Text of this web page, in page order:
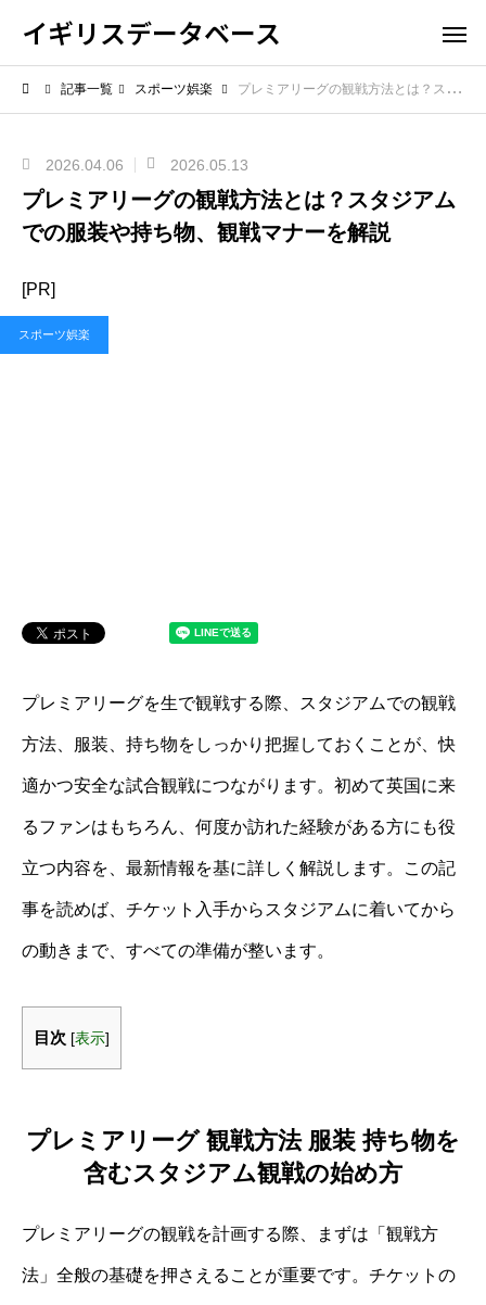
イギリスデータベース
記事一覧 スポーツ娯楽 プレミアリーグの観戦方法とは？スタジアムでの服装や持ち物、観戦マナーを解説
2026.04.06 2026.05.13
プレミアリーグの観戦方法とは？スタジアム
での服装や持ち物、観戦マナーを解説
[PR]
スポーツ娯楽
プレミアリーグを生で観戦する際、スタジアムでの観戦
方法、服装、持ち物をしっかり把握しておくことが、快
適かつ安全な試合観戦につながります。初めて英国に来
るファンはもちろん、何度か訪れた経験がある方にも役
立つ内容を、最新情報を基に詳しく解説します。この記
事を読めば、チケット入手からスタジアムに着いてから
の動きまで、すべての準備が整います。
目次 [表示]
プレミアリーグ 観戦方法 服装 持ち物を
含むスタジアム観戦の始め方
プレミアリーグの観戦を計画する際、まずは「観戦方
法」全般の基礎を押さえることが重要です。チケットの